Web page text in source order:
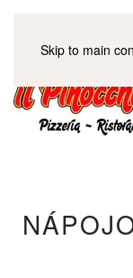
Skip to main